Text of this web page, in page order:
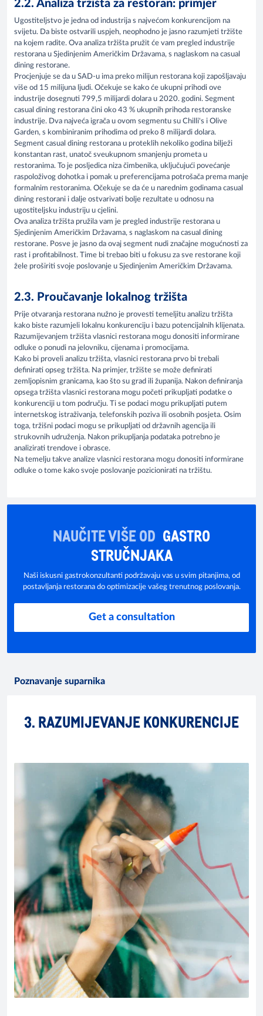
2.2. Analiza tržišta za restoran: primjer
Ugostiteljstvo je jedna od industrija s najvećom konkurencijom na
svijetu. Da biste ostvarili uspjeh, neophodno je jasno razumjeti tržište
na kojem radite. Ova analiza tržišta pružit će vam pregled industrije
restorana u Sjedinjenim Američkim Državama, s naglaskom na casual
dining restorane.
Procjenjuje se da u SAD-u ima preko milijun restorana koji zapošljavaju
više od 15 milijuna ljudi. Očekuje se kako će ukupni prihodi ove
industrije dosegnuti 799,5 milijardi dolara u 2020. godini. Segment
casual dining restorana čini oko 43 % ukupnih prihoda restoranske
industrije. Dva najveća igrača u ovom segmentu su Chilli's i Olive
Garden, s kombiniranim prihodima od preko 8 milijardi dolara.
Segment casual dining restorana u proteklih nekoliko godina bilježi
konstantan rast, unatoč sveukupnom smanjenju prometa u
restoranima. To je posljedica niza čimbenika, uključujući povećanje
raspoloživog dohotka i pomak u preferencijama potrošača prema manje
formalnim restoranima. Očekuje se da će u narednim godinama casual
dining restorani i dalje ostvarivati bolje rezultate u odnosu na
ugostiteljsku industriju u cjelini.
Ova analiza tržišta pružila vam je pregled industrije restorana u
Sjedinjenim Američkim Državama, s naglaskom na casual dining
restorane. Posve je jasno da ovaj segment nudi značajne mogućnosti za
rast i profitabilnost. Time bi trebao biti u fokusu za sve restorane koji
žele proširiti svoje poslovanje u Sjedinjenim Američkim Državama.
2.3. Proučavanje lokalnog tržišta
Prije otvaranja restorana nužno je provesti temeljitu analizu tržišta
kako biste razumjeli lokalnu konkurenciju i bazu potencijalnih klijenata.
Razumijevanjem tržišta vlasnici restorana mogu donositi informirane
odluke o ponudi na jelovniku, cijenama i promocijama.
Kako bi proveli analizu tržišta, vlasnici restorana prvo bi trebali
definirati opseg tržišta. Na primjer, tržište se može definirati
zemljopisnim granicama, kao što su grad ili županija. Nakon definiranja
opsega tržišta vlasnici restorana mogu početi prikupljati podatke o
konkurenciji u tom području. Ti se podaci mogu prikupljati putem
internetskog istraživanja, telefonskih poziva ili osobnih posjeta. Osim
toga, tržišni podaci mogu se prikupljati od državnih agencija ili
strukovnih udruženja. Nakon prikupljanja podataka potrebno je
analizirati trendove i obrasce.
Na temelju takve analize vlasnici restorana mogu donositi informirane
odluke o tome kako svoje poslovanje pozicionirati na tržištu.
NAUČITE VIŠE OD GASTRO
STRUČNJAKA
Naši iskusni gastrokonzultanti podržavaju vas u svim pitanjima, od
postavljanja restorana do optimizacije vašeg trenutnog poslovanja.
Get a consultation
Poznavanje suparnika
3. RAZUMIJEVANJE KONKURENCIJE